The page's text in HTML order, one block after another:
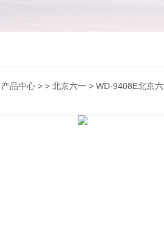
产品中心 > > 北京六一 > WD-9408E北京